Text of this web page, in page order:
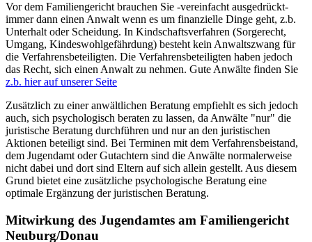
Vor dem Familiengericht brauchen Sie -vereinfacht ausgedrückt-
immer dann einen Anwalt wenn es um finanzielle Dinge geht, z.b.
Unterhalt oder Scheidung. In Kindschaftsverfahren (Sorgerecht,
Umgang, Kindeswohlgefährdung) besteht kein Anwaltszwang für
die Verfahrensbeteiligten. Die Verfahrensbeteiligten haben jedoch
das Recht, sich einen Anwalt zu nehmen. Gute Anwälte finden Sie
z.b. hier auf unserer Seite
Zusätzlich zu einer anwältlichen Beratung empfiehlt es sich jedoch
auch, sich psychologisch beraten zu lassen, da Anwälte "nur" die
juristische Beratung durchführen und nur an den juristischen
Aktionen beteiligt sind. Bei Terminen mit dem Verfahrensbeistand,
dem Jugendamt oder Gutachtern sind die Anwälte normalerweise
nicht dabei und dort sind Eltern auf sich allein gestellt. Aus diesem
Grund bietet eine zusätzliche psychologische Beratung eine
optimale Ergänzung der juristischen Beratung.
Mitwirkung des Jugendamtes am Familiengericht
Neuburg/Donau